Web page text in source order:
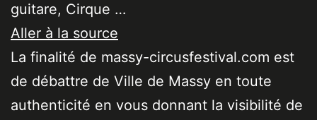
guitare, Cirque …
Aller à la source
La finalité de massy-circusfestival.com est
de débattre de Ville de Massy en toute
authenticité en vous donnant la visibilité de